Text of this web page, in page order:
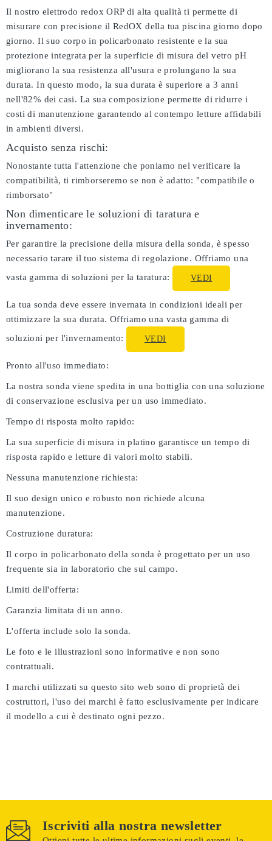
Il nostro elettrodo redox ORP di alta qualità ti permette di
misurare con precisione il RedOX della tua piscina giorno dopo
giorno. Il suo corpo in policarbonato resistente e la sua
protezione integrata per la superficie di misura del vetro pH
migliorano la sua resistenza all'usura e prolungano la sua
durata. In questo modo, la sua durata è superiore a 3 anni
nell'82% dei casi. La sua composizione permette di ridurre i
costi di manutenzione garantendo al contempo letture affidabili
in ambienti diversi.
Acquisto senza rischi:
Nonostante tutta l'attenzione che poniamo nel verificare la
compatibilità, ti rimborseremo se non è adatto: "compatibile o
rimborsato"
Non dimenticare le soluzioni di taratura e
invernamento:
Per garantire la precisione della misura della sonda, è spesso
necessario tarare il tuo sistema di regolazione. Offriamo una
vasta gamma di soluzioni per la taratura:
VEDI
La tua sonda deve essere invernata in condizioni ideali per
ottimizzare la sua durata. Offriamo una vasta gamma di
soluzioni per l'invernamento:
VEDI
Pronto all'uso immediato:
La nostra sonda viene spedita in una bottiglia con una soluzione
di conservazione esclusiva per un uso immediato.
Tempo di risposta molto rapido:
La sua superficie di misura in platino garantisce un tempo di
risposta rapido e letture di valori molto stabili.
Nessuna manutenzione richiesta:
Il suo design unico e robusto non richiede alcuna
manutenzione.
Costruzione duratura:
Il corpo in policarbonato della sonda è progettato per un uso
frequente sia in laboratorio che sul campo.
Limiti dell'offerta:
Garanzia limitata di un anno.
L'offerta include solo la sonda.
Le foto e le illustrazioni sono informative e non sono
contrattuali.
I marchi utilizzati su questo sito web sono di proprietà dei
costruttori, l'uso dei marchi è fatto esclusivamente per indicare
il modello a cui è destinato ogni pezzo.
Iscriviti alla nostra newsletter